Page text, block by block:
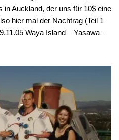
Auckland, der uns für 10$ eine
hier mal der Nachtrag (Teil 1
Waya Island – Yasawa –